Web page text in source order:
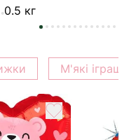
0.5 кг
М'які